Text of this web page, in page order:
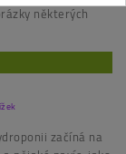
některých
začíná na